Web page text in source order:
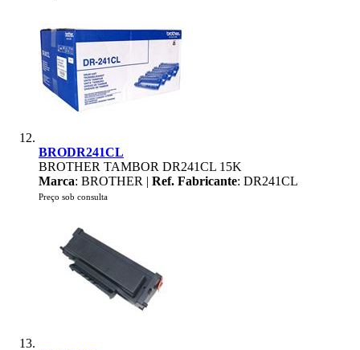
BRODR241CL
BROTHER TAMBOR DR241CL 15K
Marca: BROTHER | Ref. Fabricante: DR241CL
Preço sob consulta